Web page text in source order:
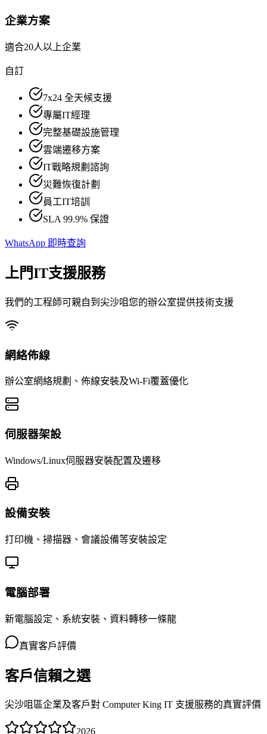
企業方案
適合20人以上企業
自訂
7x24 全天候支援
專屬IT經理
完整基礎設施管理
雲端遷移方案
IT戰略規劃諮詢
災難恢復計劃
員工IT培訓
SLA 99.9% 保證
WhatsApp 即時查詢
上門IT支援服務
我們的工程師可親自到尖沙咀您的辦公室提供技術支援
網絡佈線
辦公室網絡規劃、佈線安裝及Wi-Fi覆蓋優化
伺服器架設
Windows/Linux伺服器安裝配置及遷移
設備安裝
打印機、掃描器、會議設備等安裝設定
電腦部署
新電腦設定、系統安裝、資料轉移一條龍
真實客戶評價
客戶信賴之選
尖沙咀區企業及客戶對 Computer King IT 支援服務的真實評價
2026